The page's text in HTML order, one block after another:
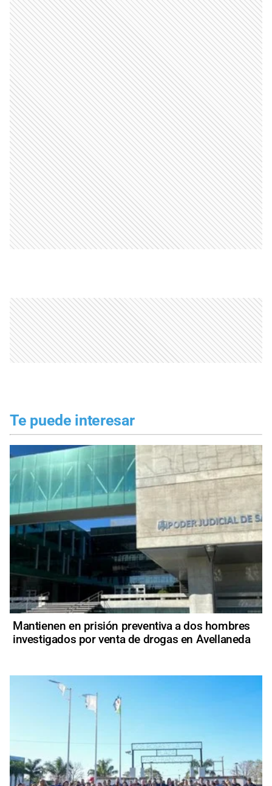
Te puede interesar
Mantienen en prisión preventiva a dos hombres
investigados por venta de drogas en Avellaneda